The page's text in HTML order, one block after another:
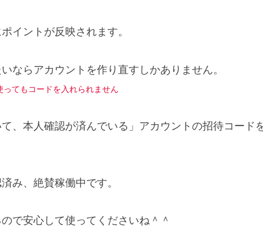
イントが反映されます。
ならアカウントを作り直すしかありません。
てもコードを入れられません
、本人確認が済んでいる」アカウントの招待コード
み、絶賛稼働中です。
で安心して使ってくださいね＾＾